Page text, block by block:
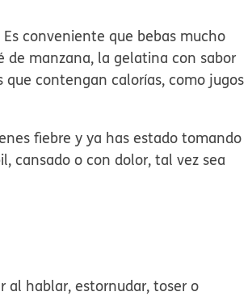
conveniente que bebas mucho
de manzana, la gelatina con sabor
que contengan calorías, como jugos
fiebre y ya has estado tomando
cansado o con dolor, tal vez sea
al hablar, estornudar, toser o